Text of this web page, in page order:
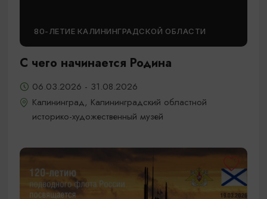
80-ЛЕТИЕ КАЛИНИНГРАДСКОЙ ОБЛАСТИ
С чего начинается Родина
06.03.2026 - 31.08.2026
Калининград, Калининградский областной
историко-художественный музей